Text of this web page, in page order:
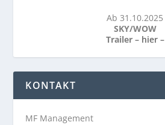
Ab 31.10.2025
SKY/WOW
Trailer – hier –
KONTAKT
MF Management